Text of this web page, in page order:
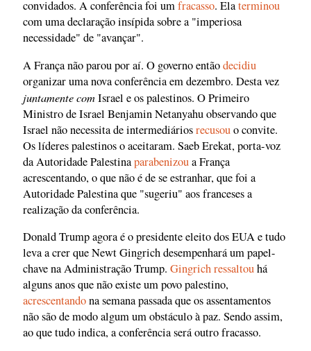
convidados. A conferência foi umfracasso. Elaterminou
com uma declaração insípida sobre a "imperiosa
necessidade" de "avançar".
A França não parou por aí. O governo entãodecidiu
organizar uma nova conferência em dezembro. Desta vez
juntamente comIsrael e os palestinos. O Primeiro
Ministro de Israel Benjamin Netanyahu observando que
Israel não necessita de intermediáriosrecusouo convite.
Os líderes palestinos o aceitaram. Saeb Erekat, porta-voz
da Autoridade Palestinaparabenizoua França
acrescentando, o que não é de se estranhar, que foi a
Autoridade Palestina que "sugeriu" aos franceses a
realização da conferência.
Donald Trump agora é o presidente eleito dos EUA e tudo
leva a crer que Newt Gingrich desempenhará um papel-
chave na Administração Trump. Gingrich ressaltouhá
alguns anos que não existe um povo palestino,
acrescentandona semana passada que os assentamentos
não são de modo algum um obstáculo à paz. Sendo assim,
ao que tudo indica, a conferência será outro fracasso.